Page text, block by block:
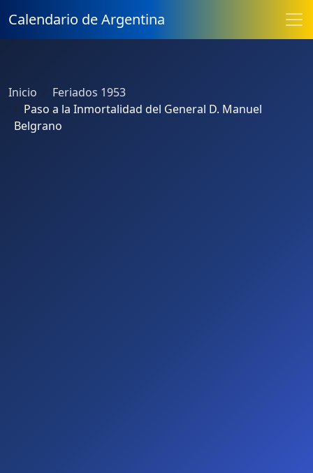
Calendario de Argentina
Inicio
Feriados 1953
Paso a la Inmortalidad del General D. Manuel
Belgrano